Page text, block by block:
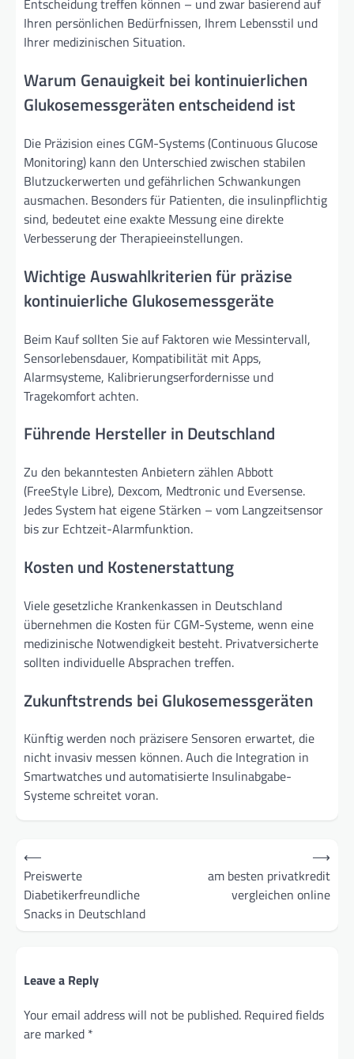
Entscheidung treffen können – und zwar basierend auf
Ihren persönlichen Bedürfnissen, Ihrem Lebensstil und
Ihrer medizinischen Situation.
Warum Genauigkeit bei kontinuierlichen
Glukosemessgeräten entscheidend ist
Die Präzision eines CGM-Systems (Continuous Glucose
Monitoring) kann den Unterschied zwischen stabilen
Blutzuckerwerten und gefährlichen Schwankungen
ausmachen. Besonders für Patienten, die insulinpflichtig
sind, bedeutet eine exakte Messung eine direkte
Verbesserung der Therapieeinstellungen.
Wichtige Auswahlkriterien für präzise
kontinuierliche Glukosemessgeräte
Beim Kauf sollten Sie auf Faktoren wie Messintervall,
Sensorlebensdauer, Kompatibilität mit Apps,
Alarmsysteme, Kalibrierungserfordernisse und
Tragekomfort achten.
Führende Hersteller in Deutschland
Zu den bekanntesten Anbietern zählen Abbott
(FreeStyle Libre), Dexcom, Medtronic und Eversense.
Jedes System hat eigene Stärken – vom Langzeitsensor
bis zur Echtzeit-Alarmfunktion.
Kosten und Kostenerstattung
Viele gesetzliche Krankenkassen in Deutschland
übernehmen die Kosten für CGM-Systeme, wenn eine
medizinische Notwendigkeit besteht. Privatversicherte
sollten individuelle Absprachen treffen.
Zukunftstrends bei Glukosemessgeräten
Künftig werden noch präzisere Sensoren erwartet, die
nicht invasiv messen können. Auch die Integration in
Smartwatches und automatisierte Insulinabgabe-
Systeme schreitet voran.
Post
navigation
⟵
Preiswerte
Diabetikerfreundliche
Snacks in Deutschland
am besten privatkredit
vergleichen online
⟶
Leave a Reply
Your email address will not be published. Required fields
are marked *